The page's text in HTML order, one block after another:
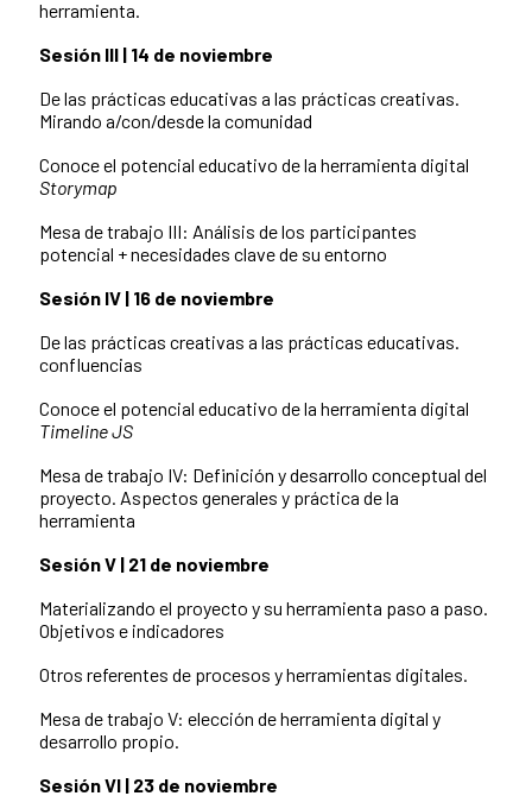
herramienta.
Sesión III | 14 de noviembre
De las prácticas educativas a las prácticas creativas.
Mirando a/con/desde la comunidad
Conoce el potencial educativo de la herramienta digital
Storymap
Mesa de trabajo III: Análisis de los participantes
potencial + necesidades clave de su entorno
Sesión IV | 16 de noviembre
De las prácticas creativas a las prácticas educativas.
confluencias
Conoce el potencial educativo de la herramienta digital
Timeline JS
Mesa de trabajo IV: Definición y desarrollo conceptual del
proyecto. Aspectos generales y práctica de la
herramienta
Sesión V | 21 de noviembre
Materializando el proyecto y su herramienta paso a paso.
Objetivos e indicadores
Otros referentes de procesos y herramientas digitales.
Mesa de trabajo V: elección de herramienta digital y
desarrollo propio.
Sesión VI | 23 de noviembre